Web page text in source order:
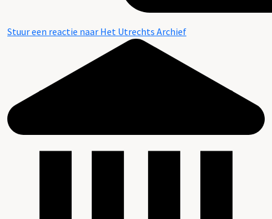
Stuur een reactie naar Het Utrechts Archief